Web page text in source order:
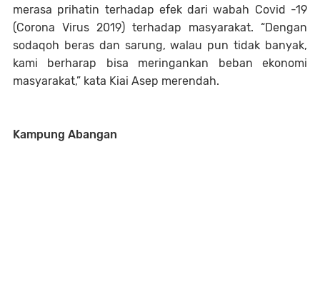
merasa prihatin terhadap efek dari wabah Covid -19
(Corona Virus 2019) terhadap masyarakat. “Dengan
sodaqoh beras dan sarung, walau pun tidak banyak,
kami berharap bisa meringankan beban ekonomi
masyarakat,” kata Kiai Asep merendah.
Kampung Abangan